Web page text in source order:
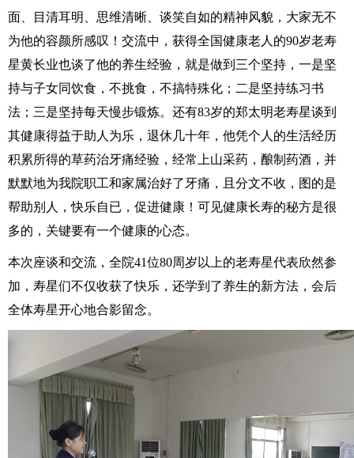
面、目清耳明、思维清晰、谈笑自如的精神风貌，大家无不
为他的容颜所感叹！交流中，获得全国健康老人的90岁老寿
星黄长业也谈了他的养生经验，就是做到三个坚持，一是坚
持与子女同饮食，不挑食，不搞特殊化；二是坚持练习书
法；三是坚持每天慢步锻炼。还有83岁的郑太明老寿星谈到
其健康得益于助人为乐，退休几十年，他凭个人的生活经历
积累所得的草药治牙痛经验，经常上山采药，酿制药酒，并
默默地为我院职工和家属治好了牙痛，且分文不收，图的是
帮助别人，快乐自已，促进健康！可见健康长寿的秘方是很
多的，关键要有一个健康的心态。
本次座谈和交流，全院41位80周岁以上的老寿星代表欣然参
加，寿星们不仅收获了快乐，还学到了养生的新方法，会后
全体寿星开心地合影留念。